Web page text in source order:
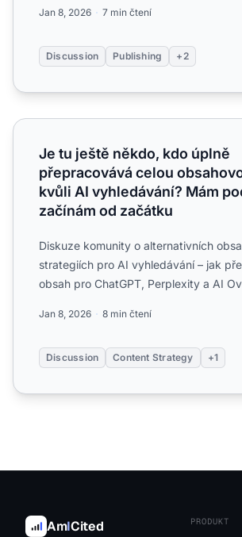
Jan 8, 2026 7 min čtení
Discussion Publishing +2
Je tu ještě někdo, kdo úplně
Je tu ještě někdo, kdo úplně
přepracovává celou
kvůli AI vyhledávání? Mám
začínám od začátku
Diskuze komunity o alternativních
strategiích pro AI vyhledávání – jak
obsah pro ChatGPT, Perplexity a AI
Jan 8, 2026 8 min čtení
Discussion Content Strategy +1
AmICited PRODUKT